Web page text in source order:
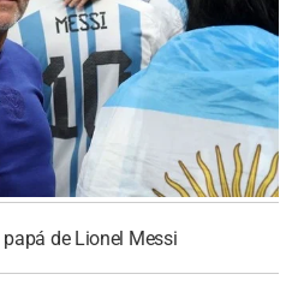
de Lionel Messi